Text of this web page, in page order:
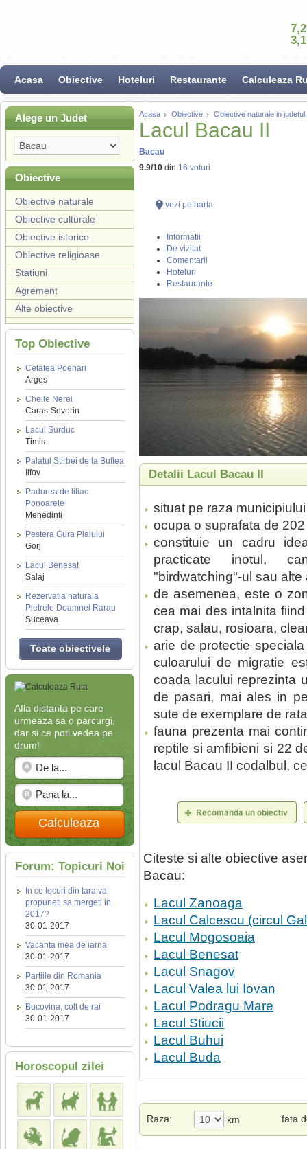
Acasa Obiective Hoteluri Restaurante Calculeaza
Alege un Judet
Obiective
Obiective naturale
Obiective culturale
Obiective istorice
Obiective religioase
Statiuni
Agrement
Alte obiective
Top Obiective
Cetatea Poenari
Arges
Cheile Nerei
Caras-Severin
Lacul Surduc
Timis
Palatul Stirbei de la Buftea
Ilfov
Padurea de liliac
Ponoarele
Mehedinti
Pestera Gura Plaiului
Gorj
Lacul Benesat
Salaj
Rezervatia naturala
Pietrele Doamnei Rarau
Suceava
Toate obiectivele
Afla distanta pe care
urmeaza sa o parcurgi,
dar si ce poti vedea pe
drum!
Calculeaza
Forum: Topicuri Noi
In ce locuri din tara va
propuneti sa mergeti in
2017?
30-01-2017
Vacanta mea de iarna
30-01-2017
Partiile din Romania
30-01-2017
Bucovina, colt de rai
30-01-2017
Horoscopul zilei
Acasa Obiective Obiective naturale in judetul
Lacul Bacau II
Bacau
9.9/10 din 16 voturi
vezi pe harta
Informatii
De vizitat
Comentarii
Hoteluri
Restaurante
Detalii Lacul Bacau II
situat pe raza
ocupa o suprafata de
constituie un cadru
practicate inotul,
"birdwatching"-ul sau alte
de asemenea, este o
cea mai des intalnita
crap, salau, rosioara,
arie de protectie
culoarului de migratie
coada lacului reprezinta
de pasari, mai ales in
sute de exemplare de
fauna prezenta mai
reptile si amfibieni si 22
lacul Bacau II codalbul,
Citeste si alte obiective
Bacau:
Lacul Zanoaga
Lacul Calcescu (circul
Lacul Mogosoaia
Lacul Benesat
Lacul Snagov
Lacul Valea lui Iovan
Lacul Podragu Mare
Lacul Stiucii
Lacul Buhui
Lacul Buda
Raza: km fata